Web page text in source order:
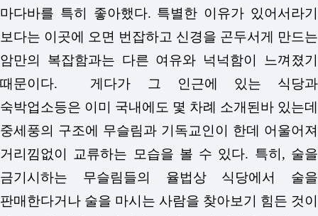
마다바를 특히 좋아했다. 특별한 이유가 있어서라기
보다는 이곳에 오면 번잡하고 신경을 곤두서게 만드는
암만의 복잡함과는 다른 여유와 넉넉함이 느껴졌기
때문이다. 게다가 그 인근에 있는 식당과
숙박업소등은 이미 국내에도 몇 차례 소개된바 있는데
중세풍의 구조에 무슬림과 기독교인이 한데 어울어져
거리낌없이 교류하는 모습을 볼 수 있다. 특히, 술을
금기시하는 무슬림들의 율법상 식당에서 술을
판매한다거나 술을 마시는 사람을 찾아보기 힘든 것이